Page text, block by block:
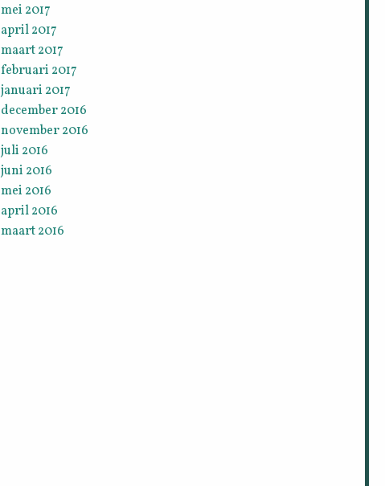
mei 2017
april 2017
maart 2017
februari 2017
januari 2017
december 2016
november 2016
juli 2016
juni 2016
mei 2016
april 2016
maart 2016